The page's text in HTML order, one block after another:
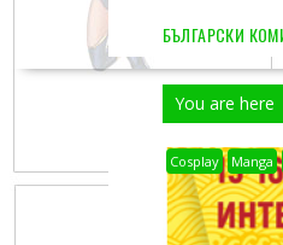
БЪЛГАРСКИ
You are here
Cosplay Manga